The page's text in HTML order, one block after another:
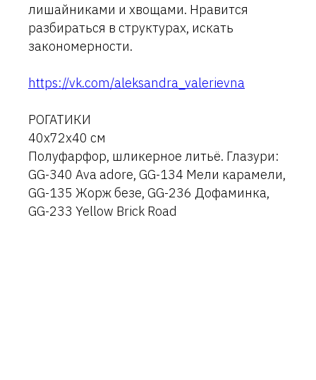
лишайниками и хвощами. Нравится
разбираться в структурах, искать
закономерности.
https://vk.com/aleksandra_valerievna
РОГАТИКИ
40х72х40 см
Полуфарфор, шликерное литьё. Глазури:
GG-340 Ava adore, GG-134 Мели карамели,
GG-135 Жорж безе, GG-236 Дофаминка,
GG-233 Yellow Brick Road